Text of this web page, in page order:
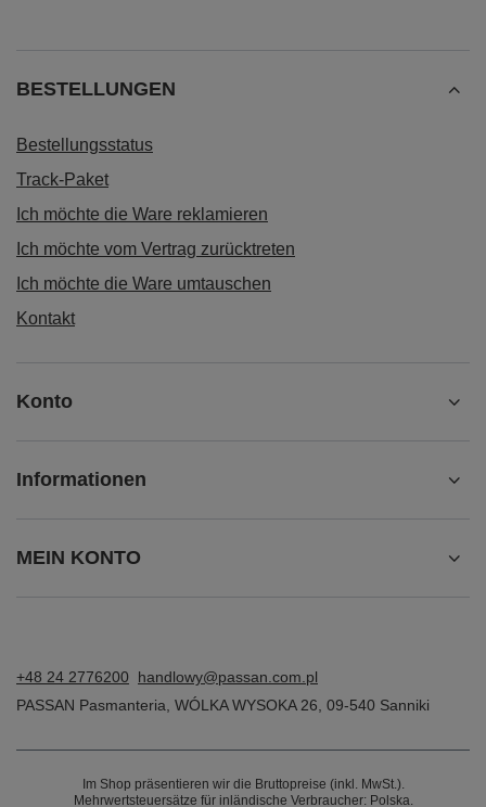
BESTELLUNGEN
Bestellungsstatus
Track-Paket
Ich möchte die Ware reklamieren
Ich möchte vom Vertrag zurücktreten
Ich möchte die Ware umtauschen
Kontakt
Konto
Informationen
MEIN KONTO
+48 24 2776200
handlowy@passan.com.pl
PASSAN Pasmanteria WÓLKA WYSOKA 26 09-540 Sanniki
Im Shop präsentieren wir die Bruttopreise (inkl. MwSt.).
Mehrwertsteuersätze für inländische Verbraucher: Polska.